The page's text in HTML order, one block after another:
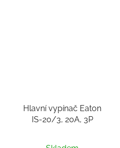
Hlavní vypínač Eaton
IS-20/3, 20A, 3P